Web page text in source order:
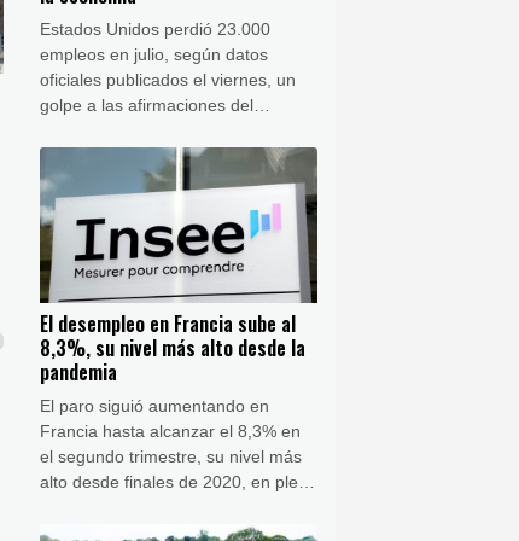
Estados Unidos perdió 23.000
empleos en julio, según datos
oficiales publicados el viernes, un
golpe a las afirmaciones del
asegura liderar una recuperación
económica, justo cuando su Partido
Republicano se prepara para unas
cruciales elecciones de mitad de
mandato.
El desempleo en Francia sube al
8,3%, su nivel más alto desde la
pandemia
El paro siguió aumentando en
Francia hasta alcanzar el 8,3% en
el segundo trimestre, su nivel más
alto desde finales de 2020, en plena